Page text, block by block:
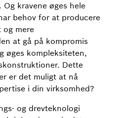
kravene øges hele
behov for at producere
og mere
at gå på kompromis
øges kompleksiteten,
Dette
er det muligt at nå
i din virksomhed?
og drevteknologi